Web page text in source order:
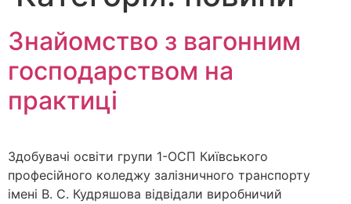
Знайомство з вагонним
господарством на
практиці
Здобувачі освіти групи 1-ОСП Київського
професійного коледжу залізничного транспорту
імені В. С. Кудряшова відвідали виробничий